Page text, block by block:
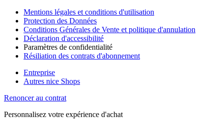
Mentions légales et conditions d'utilisation
Protection des Données
Conditions Générales de Vente et politique d'annulation
Déclaration d'accessibilité
Paramètres de confidentialité
Résiliation des contrats d'abonnement
Entreprise
Autres nice Shops
Renoncer au contrat
Personnalisez votre expérience d'achat